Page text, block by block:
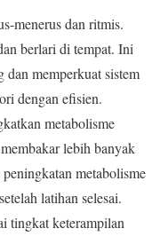
menerus dan ritmis.
berlari di tempat. Ini
memperkuat sistem
dengan efisien.
metabolisme
lebih banyak
metabolisme
latihan selesai.
tingkat keterampilan